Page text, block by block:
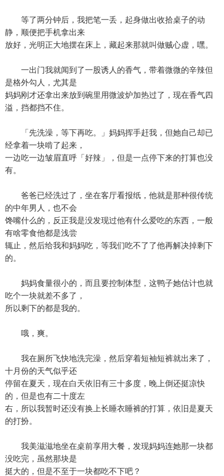
等了两分钟后，我把笔一丢，起身做出收拾桌子的动
静，顺便把手机拿出来
放好，光明正大地摆在床上，藏起来那就叫做贼心虚，嘿。
一出门我就闻到了一股诱人的香气，带着微微的辛辣但
是格外勾人，尤其是
妈妈刚才还拿出来放到碗里用微波炉加热过了，现在香气四
溢，挡都挡不住。
「先洗澡，等下再吃。」妈妈挥手赶我，但她自己却已
经拿着一块啃了起来，
一边吃一边皱眉直呼「好辣」，但是一点停下来的打算也没
有。
爸爸已经洗过了，坐在客厅看报纸，他就是那种很传统
的中年男人，也不会
馋嘴什么的，反正我是没发现过他有什么爱吃的东西，一般
有啥零食他都是浅尝
辄止，然后给我和妈妈吃，等我们吃不了了他再解决掉剩下
的。
妈妈食量很小的，而且要控制体型，这鸭子她估计也就
吃个一块就差不多了，
所以剩下的都是我的。
哦，爽。
我在厕所飞快地洗完澡，然后穿着短袖短裤就出来了，
十月份的天气似乎还
停留在夏天，现在白天依旧有三十多度，晚上倒还挺凉快
的，但是也有二十度左
右，所以我暂时还没有换上长睡衣睡裤的打算，依旧是夏天
的打扮。
我美滋滋地坐在桌前享用大餐，发现妈妈连她那一块都
没吃完，虽然那块是
挺大的，但是不至于一块都吃不下吧？